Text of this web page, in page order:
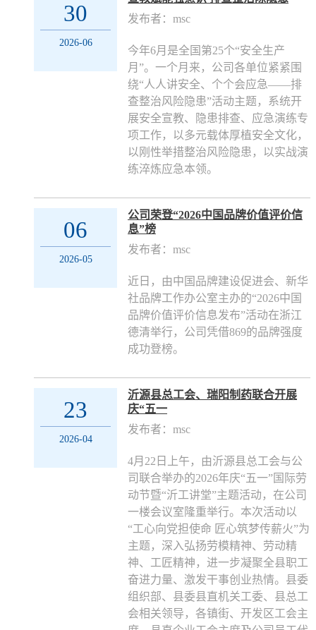
30
2026-06
发布者：msc
今年6月是全国第25个“安全生产
月”。一个月来，公司各单位紧紧围
绕“人人讲安全、个个会应急——排
查整治风险隐患”活动主题，系统开
展安全宣教、隐患排查、应急演练专
项工作，以多元载体厚植安全文化，
以刚性举措整治风险隐患，以实战演
练淬炼应急本领。
06
2026-05
​公司荣登“2026中国品牌价值评价信
息”榜
发布者：msc
近日，由中国品牌建设促进会、新华
社品牌工作办公室主办的“2026中国
品牌价值评价信息发布”活动在浙江
德清举行，公司凭借869的品牌强度
成功登榜。
23
2026-04
沂源县总工会、瑞阳制药联合开展
庆“五一
发布者：msc
4月22日上午，由沂源县总工会与公
司联合举办的2026年庆“五一”国际劳
动节暨“沂工讲堂”主题活动，在公司
一楼会议室隆重举行。本次活动以
“工心向党担使命 匠心筑梦传薪火”为
主题，深入弘扬劳模精神、劳动精
神、工匠精神，进一步凝聚全县职工
奋进力量、激发干事创业热情。县委
组织部、县委县直机关工委、县总工
会相关领导，各镇街、开发区工会主